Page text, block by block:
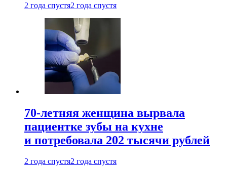
2 года спустя2 года спустя
70-летняя женщина вырвала
пациентке зубы на кухне
и потребовала 202 тысячи рублей
2 года спустя2 года спустя